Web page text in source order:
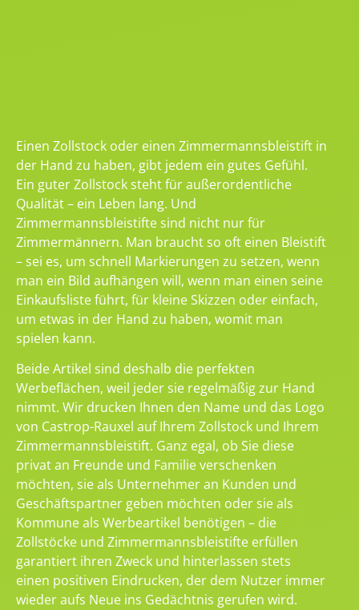
Einen Zollstock oder einen Zimmermannsbleistift in
der Hand zu haben, gibt jedem ein gutes Gefühl.
Ein guter Zollstock steht für außerordentliche
Qualität – ein Leben lang. Und
Zimmermannsbleistifte sind nicht nur für
Zimmermännern. Man braucht so oft einen Bleistift
– sei es, um schnell Markierungen zu setzen, wenn
man ein Bild aufhängen will, wenn man einen seine
Einkaufsliste führt, für kleine Skizzen oder einfach,
um etwas in der Hand zu haben, womit man
spielen kann.
Beide Artikel sind deshalb die perfekten
Werbeflächen, weil jeder sie regelmäßig zur Hand
nimmt. Wir drucken Ihnen den Name und das Logo
von Castrop-Rauxel auf Ihrem Zollstock und Ihrem
Zimmermannsbleistift. Ganz egal, ob Sie diese
privat an Freunde und Familie verschenken
möchten, sie als Unternehmer an Kunden und
Geschäftspartner geben möchten oder sie als
Kommune als Werbeartikel benötigen – die
Zollstöcke und Zimmermannsbleistifte erfüllen
garantiert ihren Zweck und hinterlassen stets
einen positiven Eindrucken, der dem Nutzer immer
wieder aufs Neue ins Gedächtnis gerufen wird.